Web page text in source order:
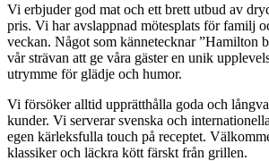
Vi erbjuder god mat och ett brett utbud av
pris. Vi har avslappnad mötesplats för familj
veckan. Något som kännetecknar ”Hamilton
vår strävan att ge våra gäster en unik
utrymme för glädje och humor.
Vi försöker alltid upprätthålla goda och
kunder. Vi serverar svenska och
egen kärleksfulla touch på receptet.
klassiker och läckra kött färskt från grillen.